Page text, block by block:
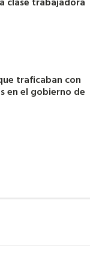
traficaban con
en el gobierno de